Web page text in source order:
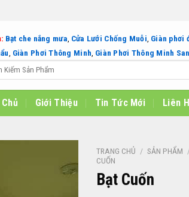
Bạt che nắng mưa Cửa Lưới Chống Muỗi Giàn phơi
Giàn Phơi Thông Minh Giàn Phơi Thông Minh
Giới Thiệu Tin Tức Mới Liên
TRANG CHỦ / SẢN PHẨM
CUỐN
Bạt Cuốn